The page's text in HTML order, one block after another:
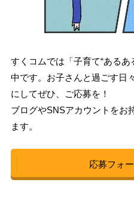
すくコムでは「子育て“ある
中です。お子さんと過ごす日
にしてぜひ、ご応募を！
ブログやSNSアカウントをお
ます。
応募フォ